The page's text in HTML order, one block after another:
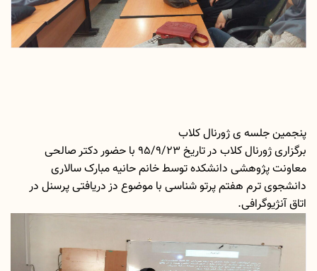
پنجمین جلسه ی ژورنال کلاب
برگزاری ژورنال کلاب در تاریخ 95/9/23 با حضور دکتر صالحی
معاونت پژوهشی دانشکده توسط خانم حانیه مبارک سالاری
دانشجوی ترم هفتم پرتو شناسی با موضوع دز دریافتی پرسنل در
اتاق آنژیوگرافی.